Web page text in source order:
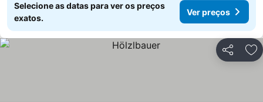
Selecione as datas para ver os preços
exatos.
Ver preços
Partilhar